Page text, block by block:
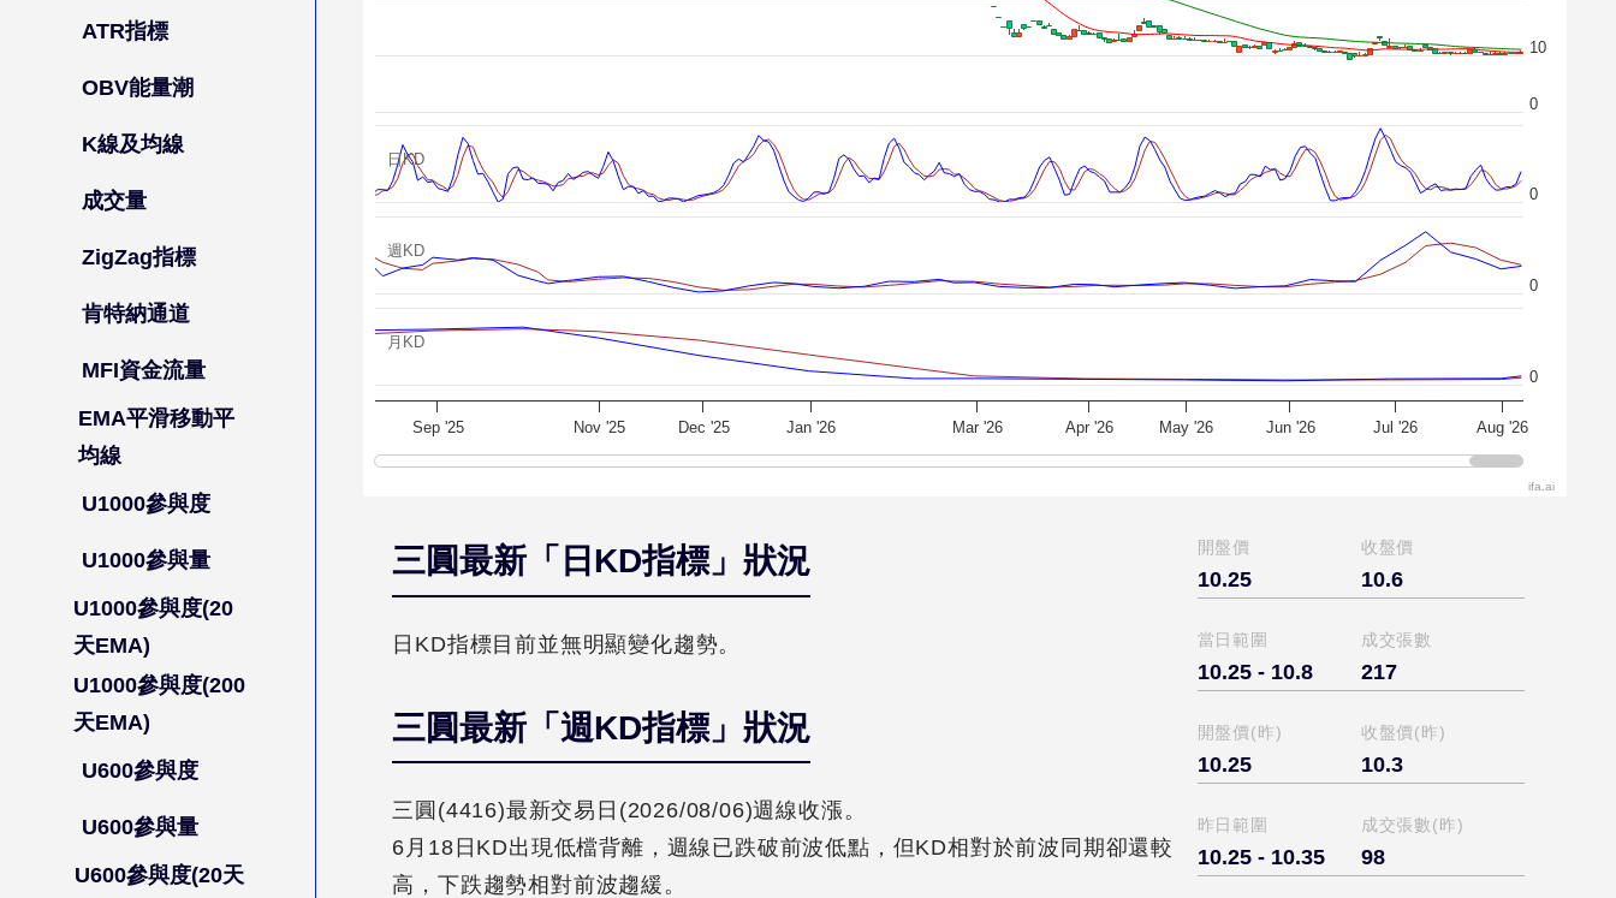
ATR指標
OBV能量潮
K線及均線
成交量
ZigZag指標
肯特納通道
MFI資金流量
EMA平滑移動平
均線
U1000參與度
U1000參與量
U1000參與度(20
天EMA)
U1000參與度(200
天EMA)
U600參與度
U600參與量
U600參與度(20天
Sep '25 Nov '25 Dec '25 Jan '26 Mar '26 Apr '26 May '26 Jun '26 Jul '26 Aug '26
0
10
0
0
0
ifa.ai
日KD
週KD
月KD
三圓最新「日KD指標」狀況
日KD指標目前並無明顯變化趨勢。
三圓最新「週KD指標」狀況
三圓(4416)最新交易日(2026/08/06)週線收漲。
6月18日KD出現低檔背離，週線已跌破前波低點，但KD相對於前波同期卻還較
高，下跌趨勢相對前波趨緩。
開盤價
10.25
收盤價
10.6
當日範圍
10.25 - 10.8
成交張數
217
開盤價(昨)
10.25
收盤價(昨)
10.3
昨日範圍
10.25 - 10.35
成交張數(昨)
98